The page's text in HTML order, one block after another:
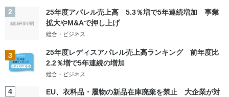
2
25年度アパレル売上高 5.3％増で5年連続増加 事業
拡大やM&Aで押し上げ
総合・ビジネス
3
25年度レディスアパレル売上高ランキング 前年度比
2.2％増で5年連続の増加
総合・ビジネス
4
EU、衣料品・履物の新品在庫廃棄を禁止 大企業が対